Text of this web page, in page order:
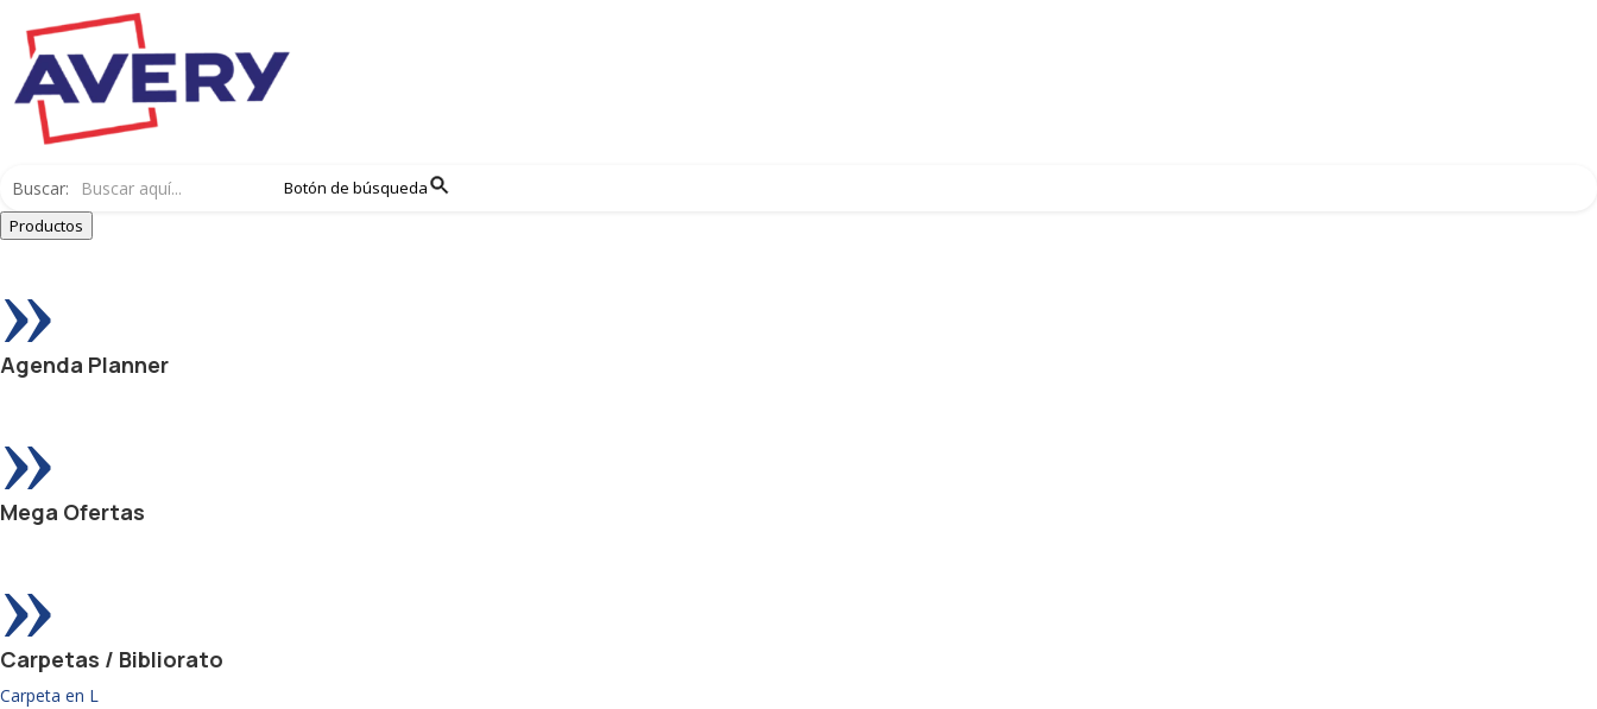
Buscar:
Botón de búsqueda
Productos
»
Agenda Planner
»
Mega Ofertas
»
Carpetas / Bibliorato
Carpeta en L